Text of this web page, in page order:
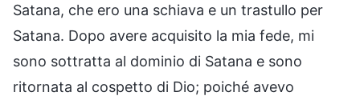
Satana, che ero una schiava e un trastullo per
Satana. Dopo avere acquisito la mia fede, mi
sono sottratta al dominio di Satana e sono
ritornata al cospetto di Dio; poiché avevo